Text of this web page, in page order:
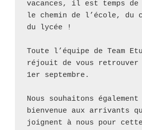
vacances, il est temps de
le chemin de l’école, du
du lycée !
Toute l’équipe de Team
réjouit de vous
1er septembre.
Nous souhaitons
bienvenue aux arrivants
joignent à nous pour